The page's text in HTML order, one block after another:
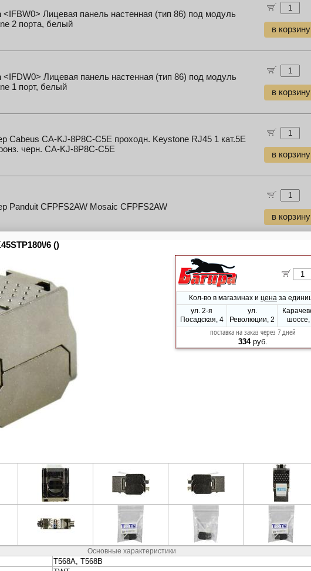
<IFBW0> Лицевая панель настенная (тип 86) под модуль
2 порта, белый
в корзину
<IFDW0> Лицевая панель настенная (тип 86) под модуль
1 порт, белый
в корзину
Cabeus CA-KJ-8P8C-C5E проходн. Keystone RJ45 1 кат.5E
черн. CA-KJ-8P8C-C5E
в корзину
Panduit CFPFS2AW Mosaic CFPFS2AW
в корзину
Panduit CFPFS2SBL наклад. 45x45 Mini-Com 2 CFPFS2SBL
в корзину
Rexant 02-0109 проходн. Keystone RJ45 кат.6 FTP серый 02-
Suprlan 10-0316-1 проходн. Keystone RJ45 кат.5E FTP бронз.
10-0316-1
в корзину
Lanmaster LAN-SIP-23HDMI-WH накладная встраиваемая
без крышки Mosaic пластик белый LAN-SIP-23HDMI-WH
в корзину